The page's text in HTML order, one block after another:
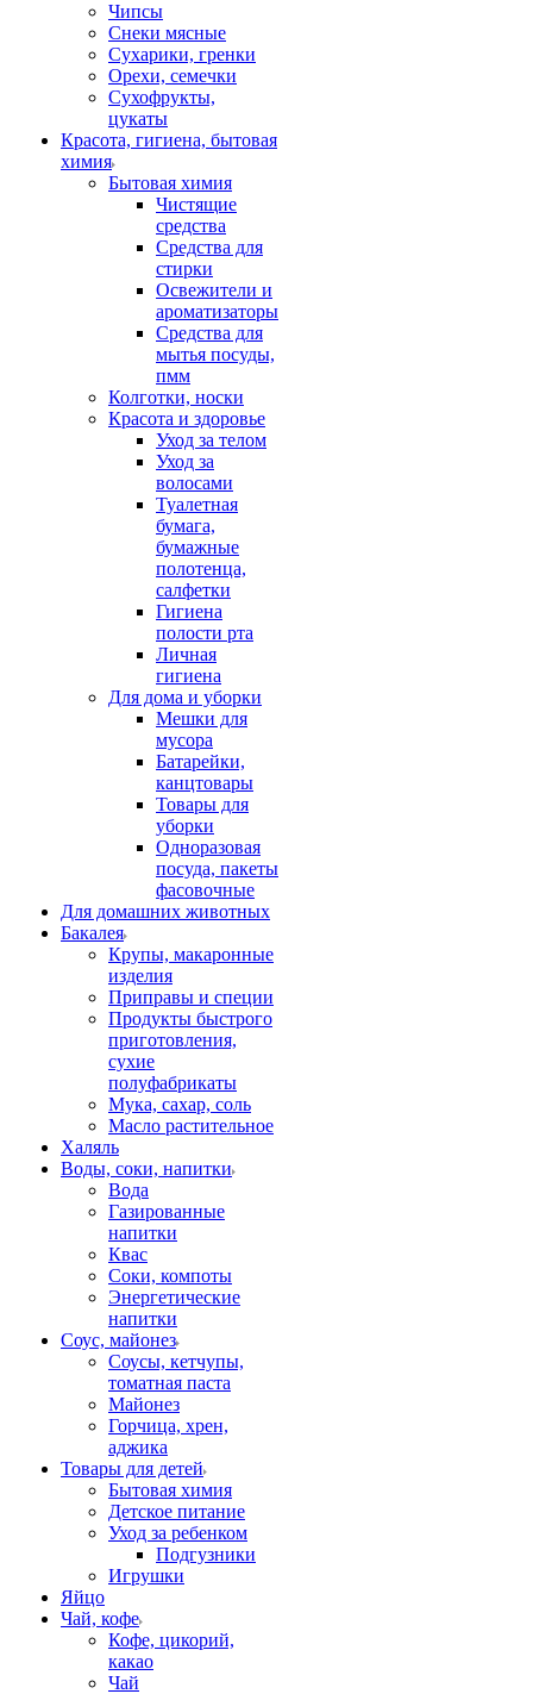
Чипсы
Снеки мясные
Сухарики, гренки
Орехи, семечки
Сухофрукты,
цукаты
Красота, гигиена, бытовая
химия
Бытовая химия
Чистящие
средства
Средства для
стирки
Освежители и
ароматизаторы
Средства для
мытья посуды,
пмм
Колготки, носки
Красота и здоровье
Уход за телом
Уход за
волосами
Туалетная
бумага,
бумажные
полотенца,
салфетки
Гигиена
полости рта
Личная
гигиена
Для дома и уборки
Мешки для
мусора
Батарейки,
канцтовары
Товары для
уборки
Одноразовая
посуда, пакеты
фасовочные
Для домашних животных
Бакалея
Крупы, макаронные
изделия
Приправы и специи
Продукты быстрого
приготовления,
сухие
полуфабрикаты
Мука, сахар, соль
Масло растительное
Халяль
Воды, соки, напитки
Вода
Газированные
напитки
Квас
Соки, компоты
Энергетические
напитки
Соус, майонез
Соусы, кетчупы,
томатная паста
Майонез
Горчица, хрен,
аджика
Товары для детей
Бытовая химия
Детское питание
Уход за ребенком
Подгузники
Игрушки
Яйцо
Чай, кофе
Кофе, цикорий,
какао
Чай